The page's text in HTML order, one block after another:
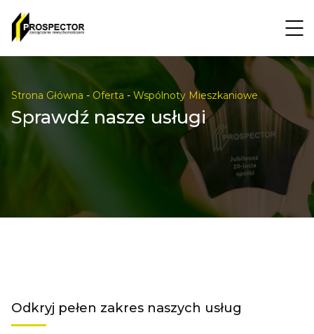
Sprawdź nasze usługi
Strona Główna - Oferta - Wspólnoty Mieszkaniowe
Odkryj pełen zakres naszych usług